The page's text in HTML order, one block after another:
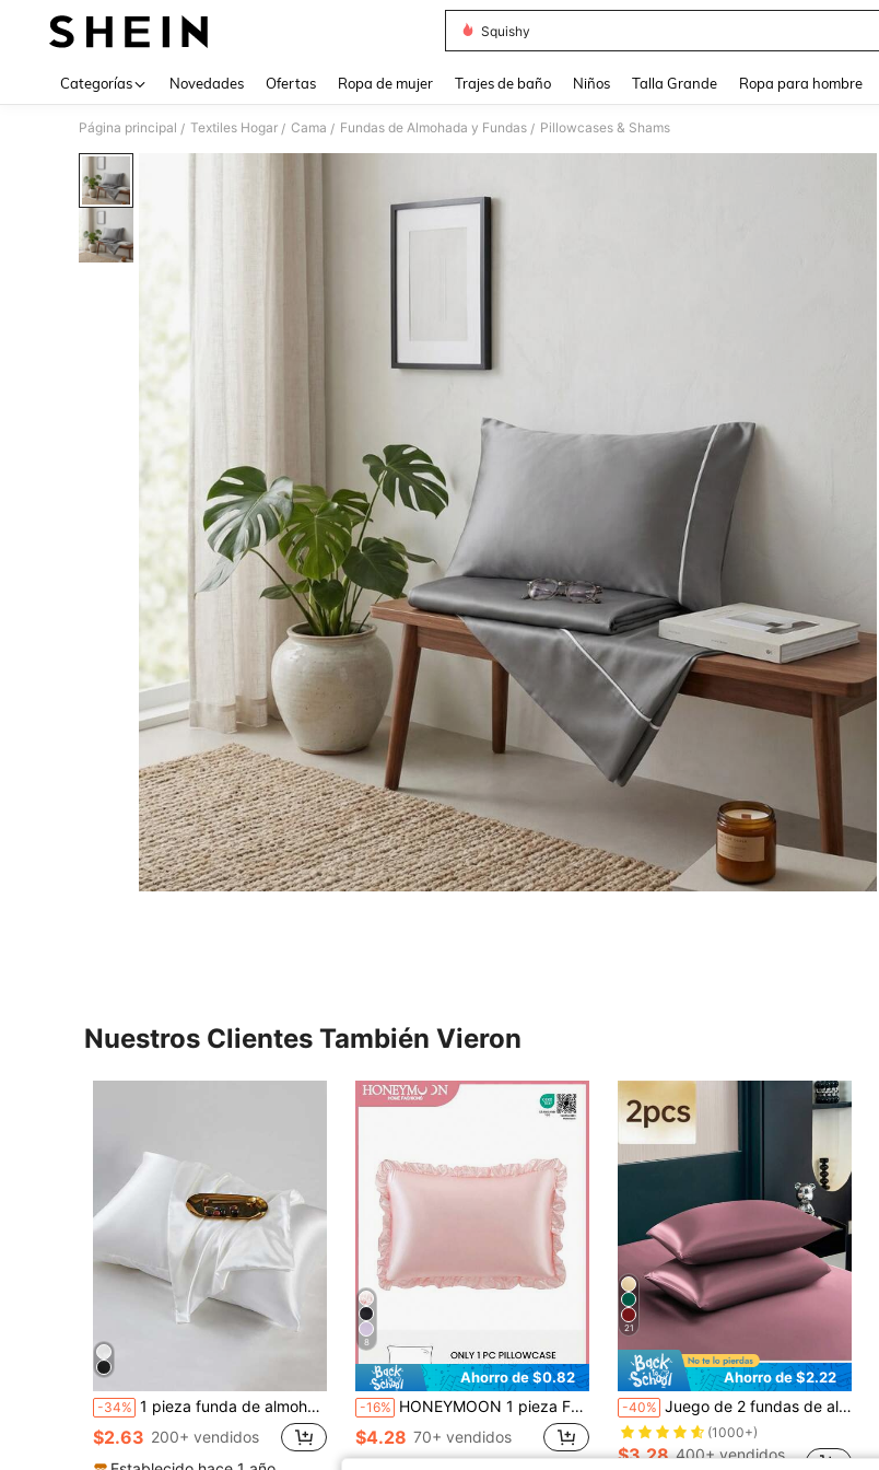
Squishy
Categorías Novedades Ofertas Ropa de mujer Trajes de baño Niños Talla Grande Ropa para hombre
Página principal / Textiles Hogar / Cama / Fundas de Almohada y Fundas / Pillowcases & Shams
Nuestros Clientes También Vieron
-34% 1 pieza funda de almohada de color sólido satinado, funda de almohada suave con cierre de sobre para dormitorio, suministros de ropa de cama
$2.63 200+ vendidos
8
Ahorro de $0.82
-16% HONEYMOON 1 pieza Funda de almohada de satén con ribete de encaje, suave y sedosa, resistente a las arrugas, suave para el cabello y la piel, mejora la calidad del sueño, solo la funda de almohada, lavable a máquina. Adecuada para dormitorio y sofá. Perfecta para la decoración del hogar y la residencia estudiantil. Un gran regalo para amigos y familiares. Esencial para la vuelta a la escuela, certificada por Oeko-Tex, rosa claro
$4.28 70+ vendidos
21
Ahorro de $2.22
-40% Juego de 2 fundas de almohada de satén de seda premium color pasta de judía, suaves y transpirables, resistentes a las arrugas, delicadas con el cabello y la piel, sin relleno, sedosas, súper suaves y transpirables, lavables a máquina. Cierre de sobre, frescas y cómodas, fundas de almohada súper suaves, adecuadas para camas estándar dobles, queen y sencillas. Ropa de cama para dormitorio, temporada de regreso a la escuela
(1000+)
$3.28 400+ vendidos